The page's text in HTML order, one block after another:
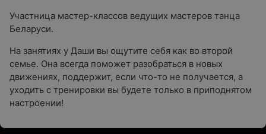
Участница мастер-классов ведущих мастеров танца
Беларуси.
На занятиях у Даши вы ощутите себя как во второй
семье. Она всегда поможет разобраться в новых
движениях, поддержит, если что-то не получается, а
уходить с тренировки вы будете только в приподнятом
настроении!